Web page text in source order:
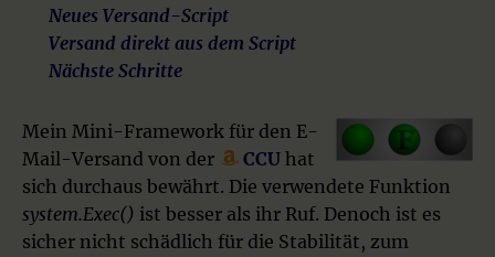
Neues Versand-Script
Versand direkt aus dem Script
Nächste Schritte
Mein Mini-Framework für den E-
Mail-Versand von der
CCU hat
sich durchaus bewährt. Die verwendete Funktion
system.Exec() ist besser als ihr Ruf. Denoch ist es
sicher nicht schädlich für die Stabilität, zum